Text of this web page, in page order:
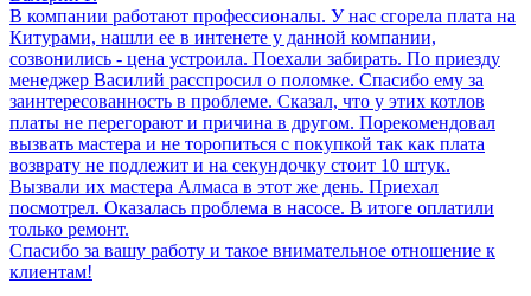
В компании работают профессионалы. У нас сгорела плата на
Китурами, нашли ее в интенете у данной компании,
созвонились - цена устроила. Поехали забирать. По приезду
менеджер Василий расспросил о поломке. Спасибо ему за
заинтересованность в проблеме. Сказал, что у этих котлов
платы не перегорают и причина в другом. Порекомендовал
вызвать мастера и не торопиться с покупкой так как плата
возврату не подлежит и на секундочку стоит 10 штук.
Вызвали их мастера Алмаса в этот же день. Приехал
посмотрел. Оказалась проблема в насосе. В итоге оплатили
только ремонт.
Спасибо за вашу работу и такое внимательное отношение к
клиентам!